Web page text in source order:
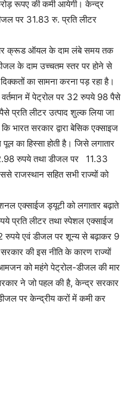
रूपए की कमी आयेगी। केन्द्र
पर 31.83 रु. प्रति लीटर
पर क्रूड ऑयल के दाम लंबे समय तक
के दाम उच्चतम स्तर पर होने से
का सामना करना पड़ रहा है।
वर्तमान में पेट्रोल पर 32 रुपये 98 पैसे
प्रति लीटर उत्पाद शुल्क लिया जा
भारत सरकार द्वारा बेसिक एक्साइज
का हिस्सा होती है। जिसे लगातार
रुपये तथा डीजल पर 11.33
राजस्थान सहित सभी राज्यों को
एक्साईज ड्यूटी को लगातार बढ़ाते
प्रति लीटर तथा स्पेशल एक्साईज
रुपये एवं डीजल पर शून्य से बढ़ाकर 9
की इस नीति के कारण राज्यों
को महंगे पेट्रोल-डीजल की मार
ने जो पहल की है, केन्द्र सरकार
पर केन्द्रीय करों में कमी कर